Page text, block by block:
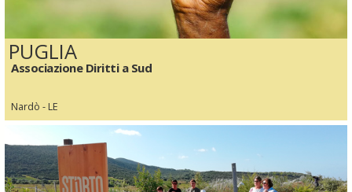
PUGLIA
Associazione Diritti a Sud
Nardò - LE